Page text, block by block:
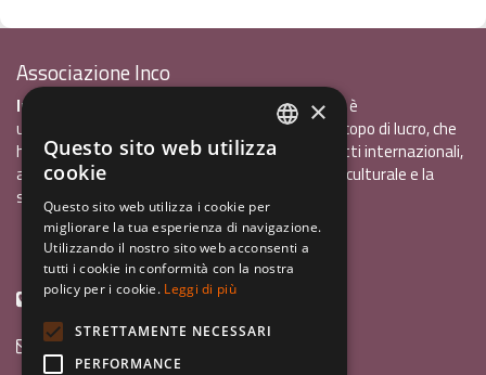
Associazione Inco
InCo - Interculturalità & Comunicazione APSè
un'associazione di promozione sociale, senza scopo di lucro, che
ha l'obiettivo di promuovere gli scambi e i contatti internazionali,
al fine accrescere tra i giovani la sensibilità interculturale e la
solidarietà internazionale.
Privacy policy.pdf120,41 kB
+39 0461 1822775
info@incoweb.org
GERMAN
×
Questo sito web utilizza
cookie
Questo sito web utilizza i cookie per
migliorare la tua esperienza di navigazione.
Utilizzando il nostro sito web acconsenti a
tutti i cookie in conformità con la nostra
policy per i cookie. Leggi di più
STRETTAMENTE NECESSARI
PERFORMANCE